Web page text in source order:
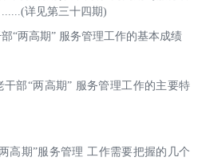
详见第三十四期)
“两高期” 服务管理工作的基本成绩
部“两高期” 服务管理工作的主要特
高期”服务管理 工作需要把握的几个